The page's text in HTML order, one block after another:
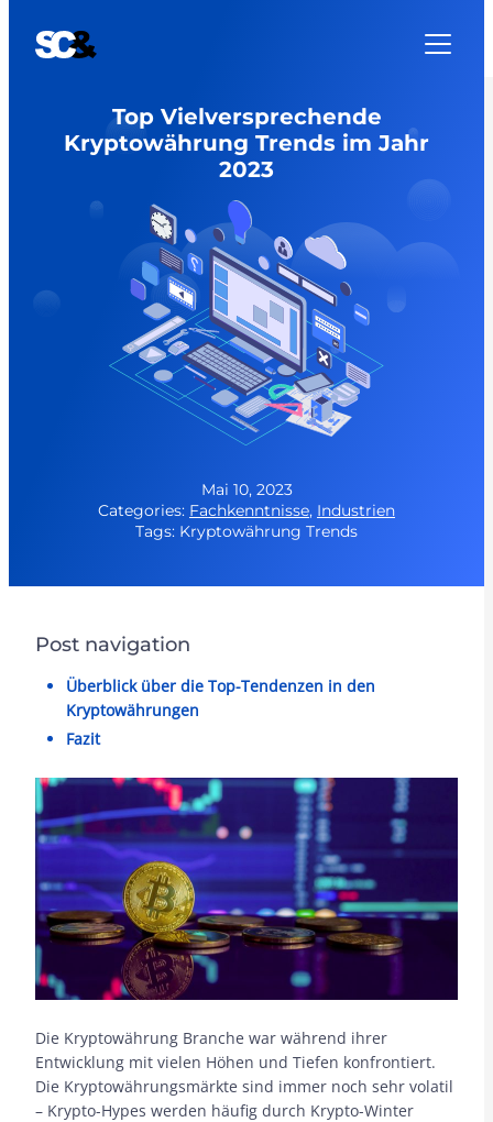
Inhalt
Top Vielversprechende
Kryptowährung Trends im Jahr
2023
Mai 10, 2023
Categories: Fachkenntnisse, Industrien
Tags: Kryptowährung Trends
Post navigation
Überblick über die Top-Tendenzen in den
Kryptowährungen
Fazit
Die Kryptowährung Branche war während ihrer
Entwicklung mit vielen Höhen und Tiefen konfrontiert.
Die Kryptowährungsmärkte sind immer noch sehr volatil
– Krypto-Hypes werden häufig durch Krypto-Winter